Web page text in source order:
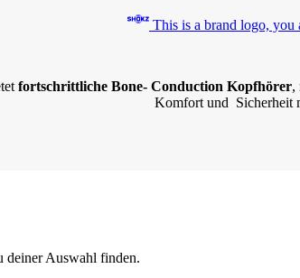
This is a brand logo, you
fortschrittliche Bone- Conduction Kopfhörer,
Komfort und Sicherheit
deiner Auswahl finden.